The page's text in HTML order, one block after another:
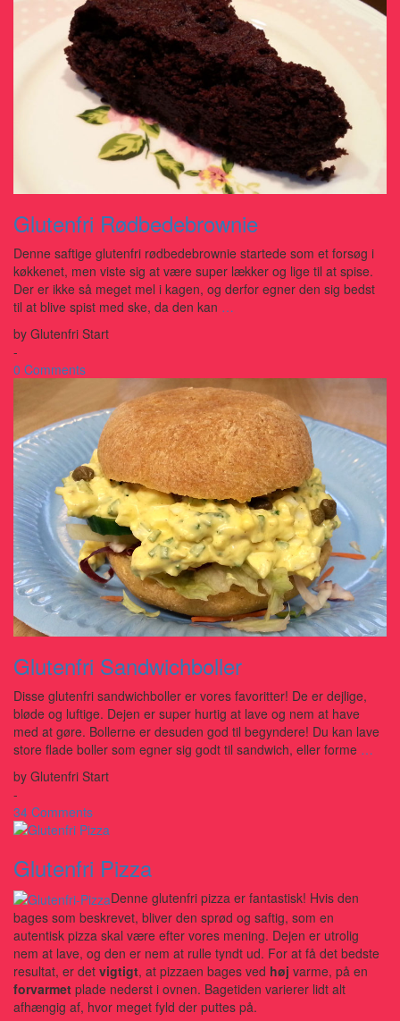
Glutenfri Rødbedebrownie
Denne saftige glutenfri rødbedebrownie startede som et forsøg i
køkkenet, men viste sig at være super lækker og lige til at spise.
Der er ikke så meget mel i kagen, og derfor egner den sig bedst
til at blive spist med ske, da den kan …
by Glutenfri Start
-
0 Comments
Glutenfri Sandwichboller
Disse glutenfri sandwichboller er vores favoritter! De er dejlige,
bløde og luftige. Dejen er super hurtig at lave og nem at have
med at gøre. Bollerne er desuden god til begyndere! Du kan lave
store flade boller som egner sig godt til sandwich, eller forme …
by Glutenfri Start
-
34 Comments
Glutenfri Pizza
Denne glutenfri pizza er fantastisk! Hvis den
bages som beskrevet, bliver den sprød og saftig, som en
autentisk pizza skal være efter vores mening. Dejen er utrolig
nem at lave, og den er nem at rulle tyndt ud. For at få det bedste
resultat, er det vigtigt, at pizzaen bages ved høj varme, på en
forvarmet plade nederst i ovnen. Bagetiden varierer lidt alt
afhængig af, hvor meget fyld der puttes på.